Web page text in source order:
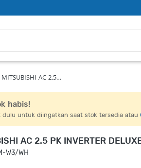
MITSUBISHI AC 2.5…
habis!
dulu untuk diingatkan saat stok tersedia atau
AC 2.5 PK INVERTER
W3/WH